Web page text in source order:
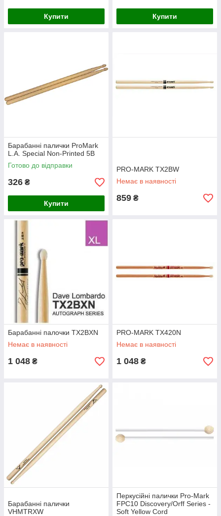
Купити Купити
Барабанні палички ProMark
L.A. Special Non-Printed 5B
Готово до відправки
326 ₴
Купити
PRO-MARK TX2BW
Немає в наявності
859 ₴
Барабанні палочки TX2BXN
Немає в наявності
1 048 ₴
PRO-MARK TX420N
Немає в наявності
1 048 ₴
Барабанні палички
VHMTRXW
Перкусійні палички Pro-Mark
FPC10 Discovery/Orff Series -
Soft Yellow Cord